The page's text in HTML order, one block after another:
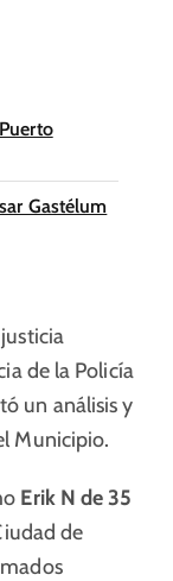
Gastélum
de la Policía
un análisis y
Municipio.
Erik N de 35
de